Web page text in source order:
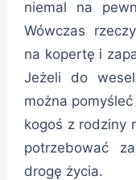
niemal na
Wówczas
na kopertę i
Jeżeli do
można
kogoś z rodziny
potrzebować
drogę życia.